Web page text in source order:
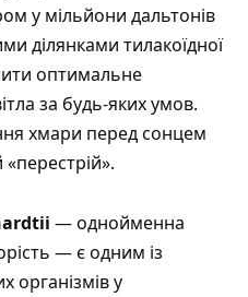
у мільйони дальтонів
ділянками тилакоїдної
оптимальне
за будь-яких умов.
хмари перед сонцем
.
— однойменна
— є одним із
організмів у